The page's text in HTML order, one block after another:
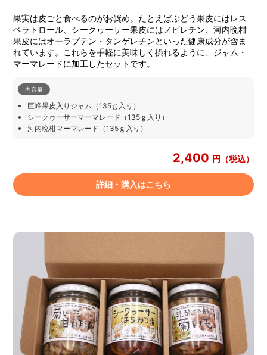
果実は皮ごと食べるのがお奨め。たとえばぶどう果皮にはレス
ベラトロール、シークヮーサー果皮にはノビレチン、河内晩柑
果皮にはオーラプテン・タンゲレチンといった健康成分が含ま
れています。これらを手軽に美味しく摂れるように、ジャム・
マーマレードに加工したセットです。
内容量
巨峰果皮入りジャム（135ｇ入り）
シークヮーサーマーマレード（135ｇ入り）
河内晩柑マーマレード（135ｇ入り）
2,400 円（税込）
詳細・購入はこちら